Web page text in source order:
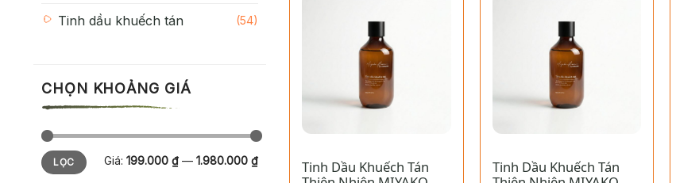
Tinh dầu khuếch tán (54)
CHỌN KHOẢNG GIÁ
Giá
tối
thiểu
Giá
tối
đa
LỌC Giá: 199.000 ₫— 1.980.000 ₫
Tinh Dầu Khuếch Tán
Tinh Dầu Khuếch Tán